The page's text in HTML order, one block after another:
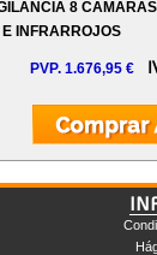
8
E INFRARROJOS
PVP. 1.676,95 €